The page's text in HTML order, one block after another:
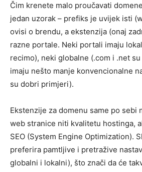
Čim krenete malo proučavati
jedan uzorak – prefiks je uvijek isti
ovisi o brendu, a ekstenzija (onaj
razne portale. Neki portali imaju
recimo), neki globalne (.com i .net
imaju nešto manje konvencionalne
su dobri primjeri).
Ekstenzije za domenu same po sebi
web stranice niti kvalitetu hostinga,
SEO (System Engine Optimization).
preferira pamtljive i pretražive
globalni i lokalni), što znači da će